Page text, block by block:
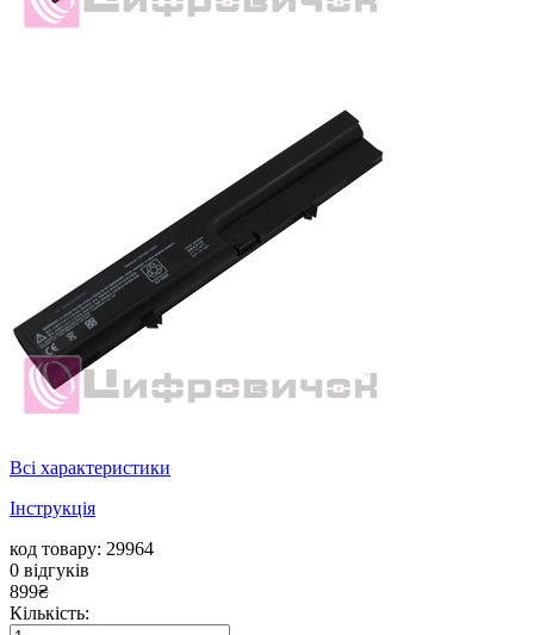
Всі характеристики
Інструкція
код товару: 29964
0 відгуків
899₴
Кількість: